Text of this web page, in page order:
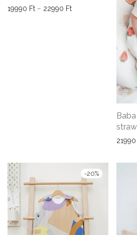
19990 Ft – 22990 FtÁrtartomány: 19990
21990
-20%